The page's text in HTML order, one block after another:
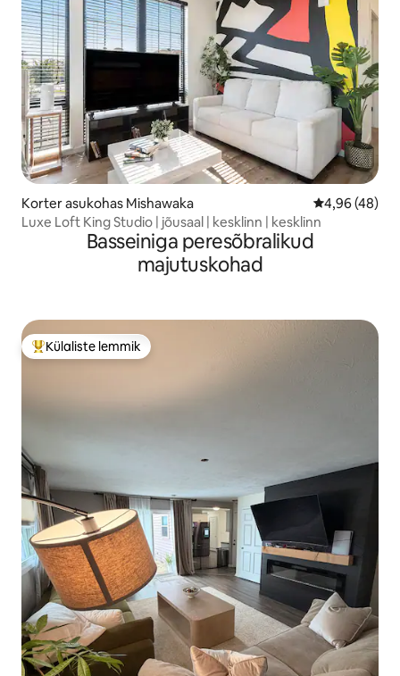
Korter asukohas Mishawaka Keskmine
4,96 (48)
Luxe Loft King Studio | jõusaal | kesklinn | kesklinn
Basseiniga peresõbralikud
majutuskohad
Külaliste suur lemmik
Külaliste lemmik